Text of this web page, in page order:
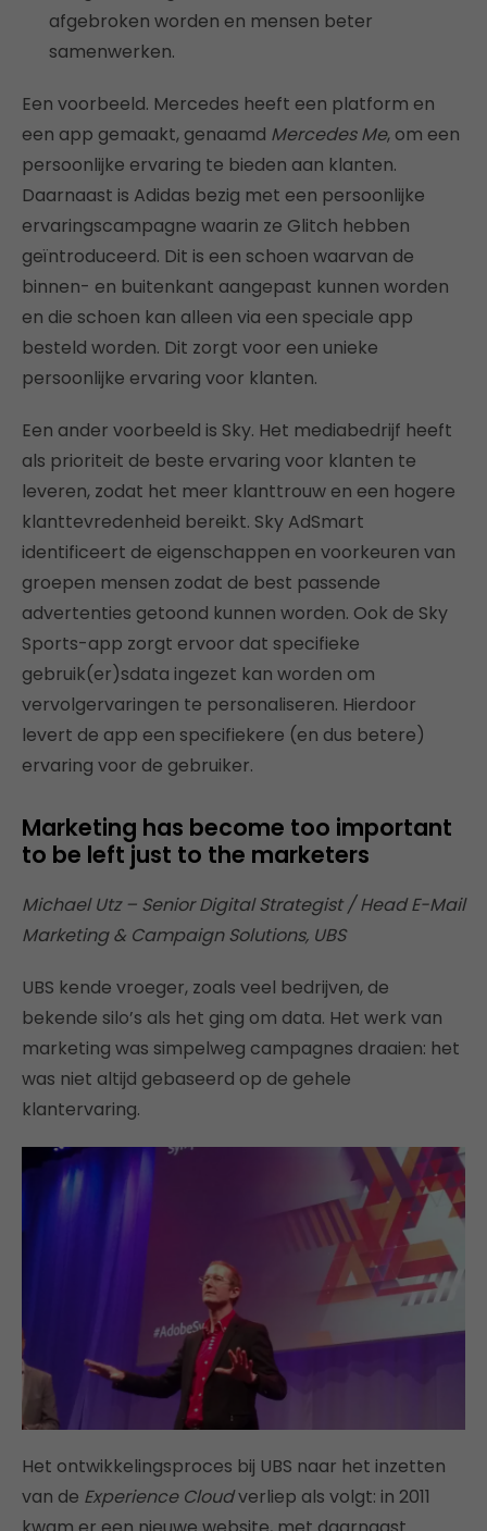
afgebroken worden en mensen beter
samenwerken.
Een voorbeeld. Mercedes heeft een platform en
een app gemaakt, genaamd Mercedes Me, om een
persoonlijke ervaring te bieden aan klanten.
Daarnaast is Adidas bezig met een persoonlijke
ervaringscampagne waarin ze Glitch hebben
geïntroduceerd. Dit is een schoen waarvan de
binnen- en buitenkant aangepast kunnen worden
en die schoen kan alleen via een speciale app
besteld worden. Dit zorgt voor een unieke
persoonlijke ervaring voor klanten.
Een ander voorbeeld is Sky. Het mediabedrijf heeft
als prioriteit de beste ervaring voor klanten te
leveren, zodat het meer klanttrouw en een hogere
klanttevredenheid bereikt. Sky AdSmart
identificeert de eigenschappen en voorkeuren van
groepen mensen zodat de best passende
advertenties getoond kunnen worden. Ook de Sky
Sports-app zorgt ervoor dat specifieke
gebruik(er)sdata ingezet kan worden om
vervolgervaringen te personaliseren. Hierdoor
levert de app een specifiekere (en dus betere)
ervaring voor de gebruiker.
Marketing has become too important
to be left just to the marketers
Michael Utz – ‎Senior Digital Strategist / Head E-Mail
Marketing & Campaign Solutions, UBS
UBS kende vroeger, zoals veel bedrijven, de
bekende silo’s als het ging om data. Het werk van
marketing was simpelweg campagnes draaien: het
was niet altijd gebaseerd op de gehele
klantervaring.
Het ontwikkelingsproces bij UBS naar het inzetten
van de Experience Cloudverliep als volgt: in 2011